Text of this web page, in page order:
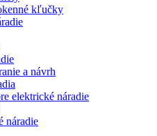
kľučky
a návrh
elektrické náradie
náradie